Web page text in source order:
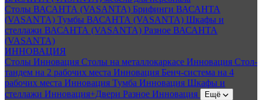
Столы ВАСАНТА (VASANTA) Брифинги ВАСАНТА
(VASANTA) Тумбы ВАСАНТА (VASANTA) Шкафы и
стеллажи ВАСАНТА (VASANTA) Разное ВАСАНТА
(VASANTA)
ИННОВАЦИЯ
Столы Инновация Столы на металлокаркасе Инновация Стол-
тандем на 2 рабочих места Инновация Бенч-система на 4
рабочих места Инновация Тумба Инновация Шкафы и
стеллажи Инновация+Двери Разное Инновация Ещё